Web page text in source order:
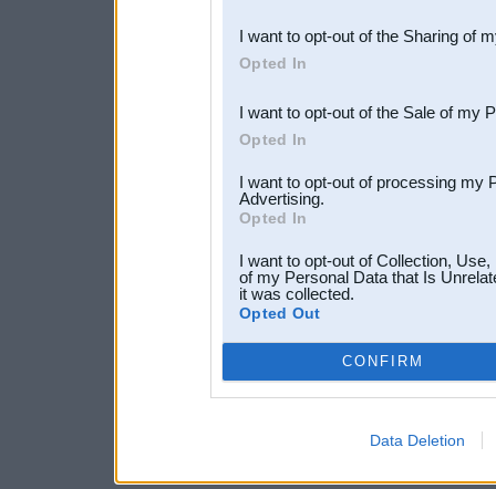
Downstream Participants
third parties.
I want to opt-out of the Sharing of
Opted In
I want to opt-out of the Sale of my
Opted In
I want to opt-out of processing my
Advertising.
Opted In
I want to opt-out of Collection,
of my Personal Data that Is
it was collected.
Opted Out
CONFIRM
Data Deletion